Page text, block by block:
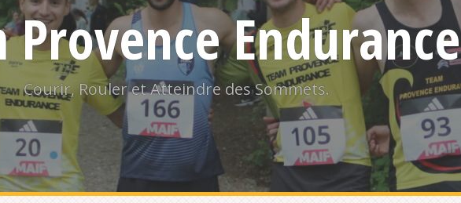
Provence Endurance
Courir, Rouler et Atteindre des Sommets.